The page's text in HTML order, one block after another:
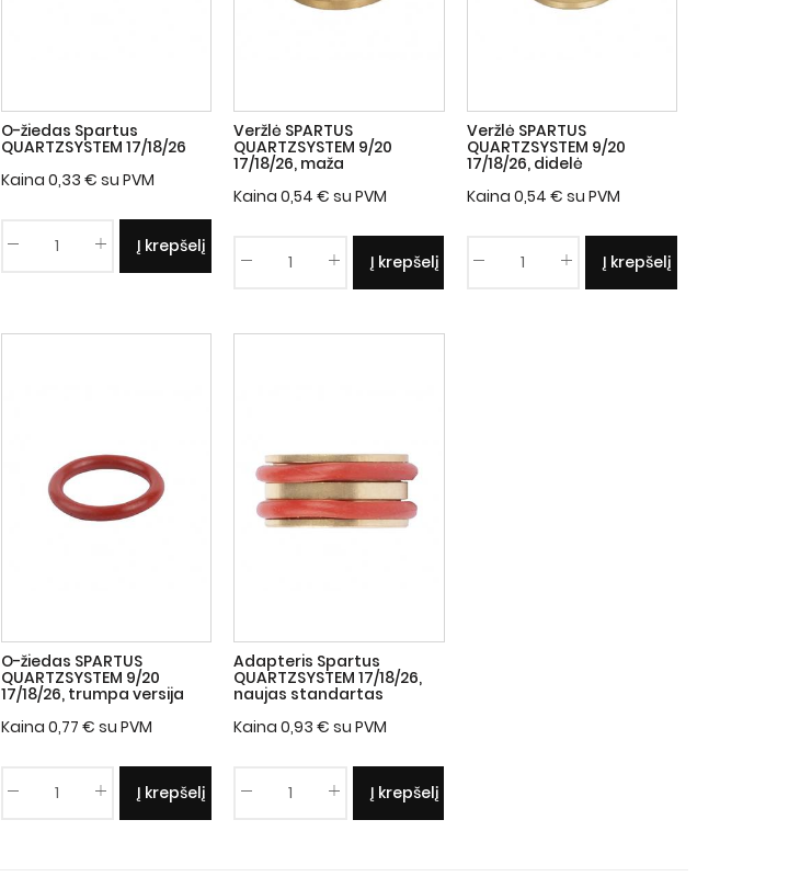
O-žiedas Spartus
QUARTZSYSTEM 17/18/26
Kaina 0,33 € su PVM
Į krepšelį
Veržlė SPARTUS
QUARTZSYSTEM 9/20
17/18/26, maža
Kaina 0,54 € su PVM
Į krepšelį
Veržlė SPARTUS
QUARTZSYSTEM 9/20
17/18/26, didelė
Kaina 0,54 € su PVM
Į krepšelį
O-žiedas SPARTUS
QUARTZSYSTEM 9/20
17/18/26, trumpa versija
Kaina 0,77 € su PVM
Į krepšelį
Adapteris Spartus
QUARTZSYSTEM 17/18/26,
naujas standartas
Kaina 0,93 € su PVM
Į krepšelį